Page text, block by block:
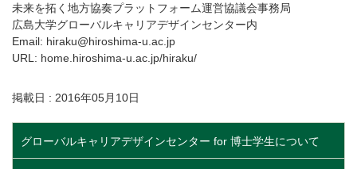
未来を拓く地方協奏プラットフォーム運営協議会事務局
広島大学グローバルキャリアデザインセンター内
Email: hiraku@hiroshima-u.ac.jp
URL: home.hiroshima-u.ac.jp/hiraku/
掲載日 : 2016年05月10日
グローバルキャリアデザインセンター for 博士学生について